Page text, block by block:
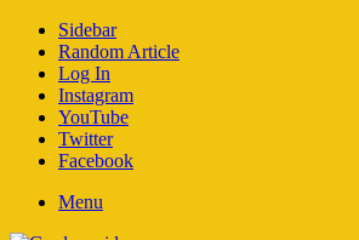
Sidebar
Random Article
Log In
Instagram
YouTube
Twitter
Facebook
Menu